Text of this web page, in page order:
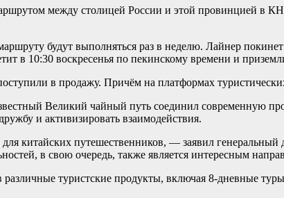
между столицей России и этой провинцией в
будут выполняться раз в неделю. Лайнер
в 10:30 воскресенья по пекинскому времени и
в продажу. Причём на платформах
Великий чайный путь соединил
и активизировать взаимодействия.
китайских путешественников, — заявил
в свою очередь, также является интересным
различные туристские продукты, включая 8-дневные